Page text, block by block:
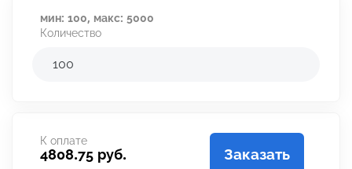
мин: 100, макс: 5000
Количество
К оплате
4808.75 руб. Заказать